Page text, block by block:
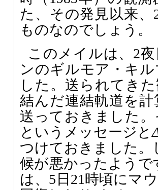
た、その発見以来
ものなのでしょう。
このメイルは、2
ンのギルモア・キ
した。送られてき
結んだ連結軌道を
送っておきました
というメッセージと
つけておきました。
候が悪かったようで
は、5日21時頃にマ